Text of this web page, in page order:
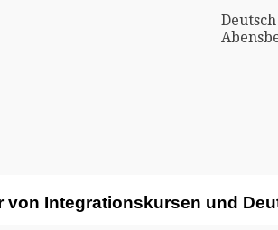
von Integrationskursen und